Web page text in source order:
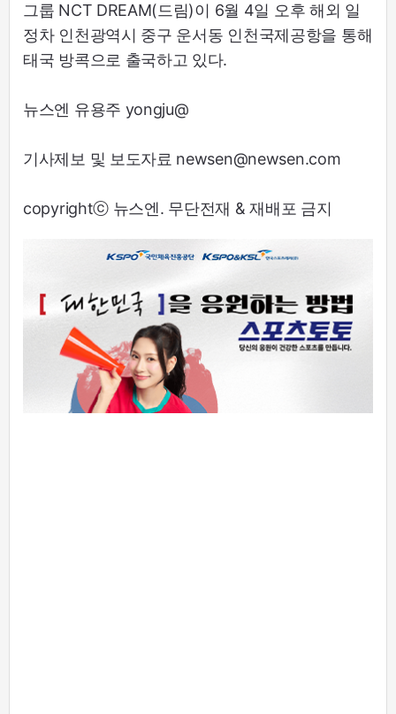
그룹 NCT DREAM(드림)이 6월 4일 오후 해외 일
정차 인천광역시 중구 운서동 인천국제공항을 통해
태국 방콕으로 출국하고 있다.
뉴스엔 유용주 yongju@
기사제보 및 보도자료 newsen@newsen.com
copyrightⓒ 뉴스엔. 무단전재 & 재배포 금지